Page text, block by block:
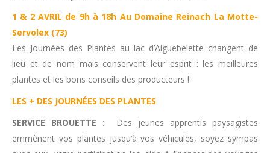
1 & 2 AVRIL de 9h à 18h Au Domaine Reinach La Motte-
Servolex (73)
Les Journées des Plantes au lac d’Aiguebelette changent de
lieu et de nom mais conservent leur esprit : les meilleures
plantes et les bons conseils des producteurs !
LES + DES JOURNÉES DES PLANTES
SERVICE BROUETTE : Des jeunes apprentis paysagistes
emmènent vos plantes jusqu’à vos véhicules, soyez sympas